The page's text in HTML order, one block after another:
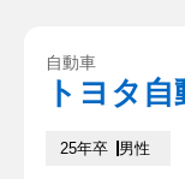
自動車
トヨタ自
25年卒 男性